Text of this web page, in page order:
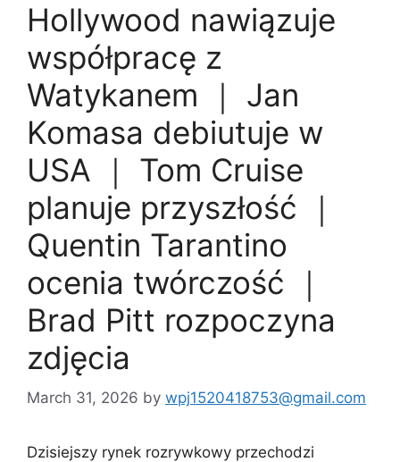
Hollywood nawiązuje
współpracę z
Watykanem ｜ Jan
Komasa debiutuje w
USA ｜ Tom Cruise
planuje przyszłość ｜
Quentin Tarantino
ocenia twórczość ｜
Brad Pitt rozpoczyna
zdjęcia
March 31, 2026 by wpj1520418753@gmail.com
Dzisiejszy rynek rozrywkowy przechodzi